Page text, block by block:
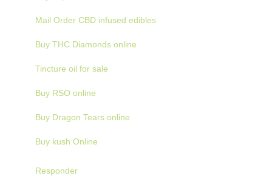
Mail Order CBD infused edibles
Buy THC Diamonds online
Tincture oil for sale
Buy RSO online
Buy Dragon Tears online
Buy kush Online
Responder